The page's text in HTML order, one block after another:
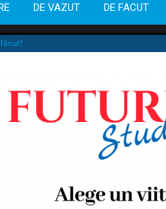
DE VAZUT DE FACUT